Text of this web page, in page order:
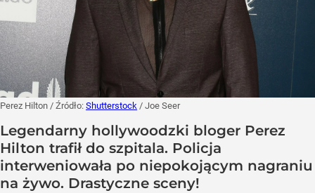
Perez Hilton / Źródło: Shutterstock / Joe Seer
Legendarny hollywoodzki bloger Perez
Hilton trafił do szpitala. Policja
interweniowała po niepokojącym nagraniu
na żywo. Drastyczne sceny!